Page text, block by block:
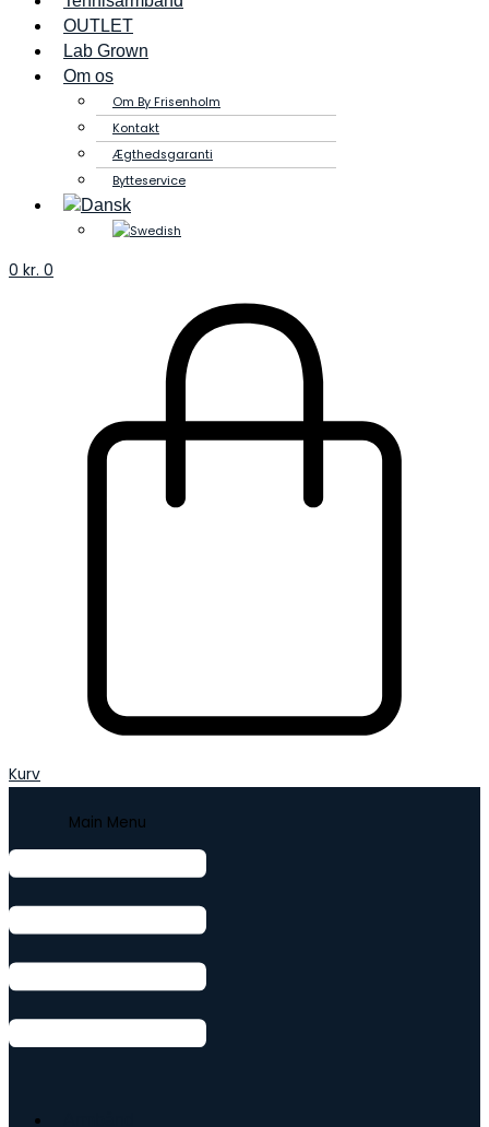
OUTLET
Lab Grown
Om os
Om By Frisenholm
Kontakt
Ægthedsgaranti
Bytteservice
0 kr. 0
Kurv
Main Menu